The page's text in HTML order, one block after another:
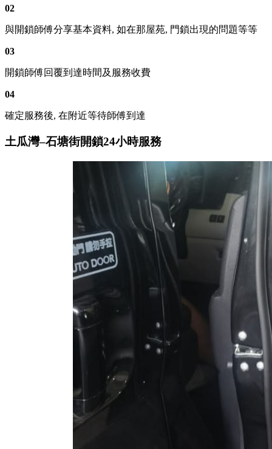
02
與開鎖師傅分享基本資料, 如在那屋苑, 門鎖出現的問題等等
03
開鎖師傅回覆到達時間及服務收費
04
確定服務後, 在附近等待師傅到達
土瓜灣–石塘街開鎖24小時服務